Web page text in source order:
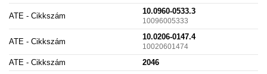
ATE - Cikkszám
10.0960-0533.3
10096005333
ATE - Cikkszám
10.0206-0147.4
10020601474
ATE - Cikkszám 2046